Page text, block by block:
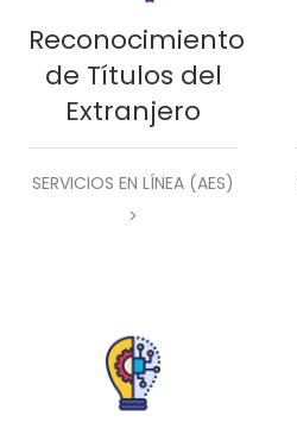
Reconocimiento
de Títulos del
Extranjero
SERVICIOS EN LÍNEA (AES)
>